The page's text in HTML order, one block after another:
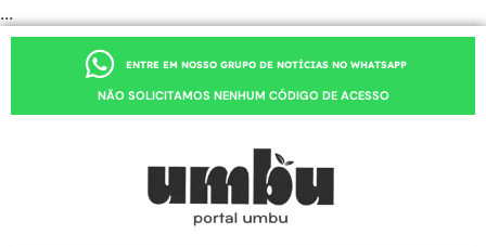
...
ENTRE EM NOSSO GRUPO DE NOTÍCIAS NO WHATSAPP
NÃO SOLICITAMOS NENHUM CÓDIGO DE ACESSO